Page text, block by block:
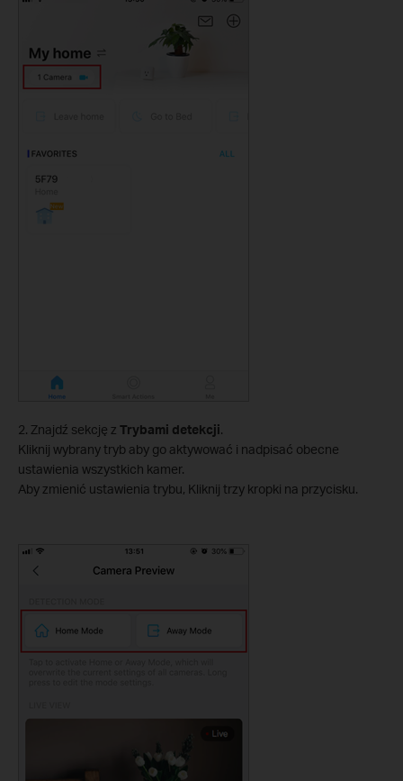
2. Znajdź sekcję z Trybami detekcji.
Kliknij wybrany tryb aby go aktywować i nadpisać obecne
ustawienia wszystkich kamer.
Aby zmienić ustawienia trybu, Kliknij trzy kropki na przycisku.